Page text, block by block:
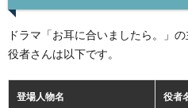
ドラマ「お耳に合いましたら。」
役者さんは以下です。
登場人物名 役者